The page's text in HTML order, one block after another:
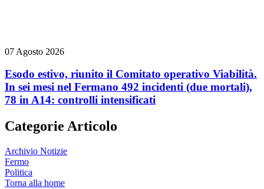
07 Agosto 2026
Esodo estivo, riunito il Comitato operativo Viabilità.
In sei mesi nel Fermano 492 incidenti (due mortali),
78 in A14: controlli intensificati
Categorie Articolo
Archivio Notizie
Fermo
Politica
Torna alla home